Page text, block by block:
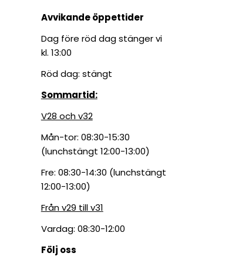
Avvikande öppettider
Dag före röd dag stänger vi
kl. 13:00
Röd dag: stängt
Sommartid:
V28 och v32
Mån-tor: 08:30-15:30
(lunchstängt 12:00-13:00)
Fre: 08:30-14:30 (lunchstängt
12:00-13:00)
Från v29 till v31
Vardag: 08:30-12:00
Följ oss